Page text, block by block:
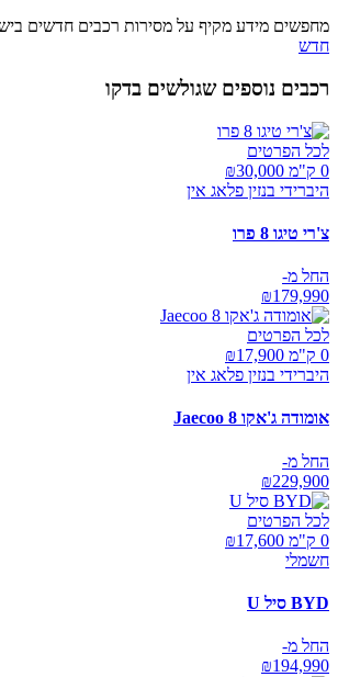
מחפשים מידע מקיף על מסירות רכבים חדשים
חדש
רכבים נוספים שגולשים בדקו
לכל הפרטים
0 ק"מ ₪
30,000
היברידי בנזין פלאג אין
צ'רי טיגו 8 פרו
החל מ-
₪179,990
לכל הפרטים
0 ק"מ ₪
17,900
היברידי בנזין פלאג אין
אומודה ג'אקו Jaecoo 8
החל מ-
₪229,900
לכל הפרטים
0 ק"מ ₪
17,600
חשמלי
BYD סיל U
החל מ-
₪194,990